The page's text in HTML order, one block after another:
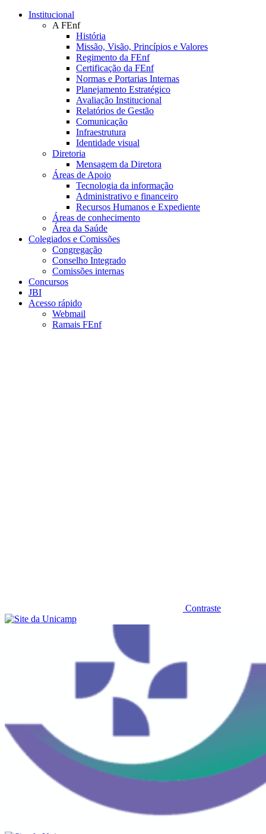
Conteúdo principal
Institucional
A FEnf
História
Missão, Visão, Princípios e Valores
Regimento da FEnf
Certificação da FEnf
Normas e Portarias Internas
Planejamento Estratégico
Avaliação Institucional
Relatórios de Gestão
Comunicação
Infraestrutura
Identidade visual
Diretoria
Mensagem da Diretora
Áreas de Apoio
Tecnologia da informação
Administrativo e financeiro
Recursos Humanos e Expediente
Áreas de conhecimento
Área da Saúde
Colegiados e Comissões
Congregação
Conselho Integrado
Comissões internas
Concursos
JBI
Acesso rápido
Webmail
Ramais FEnf
Contraste